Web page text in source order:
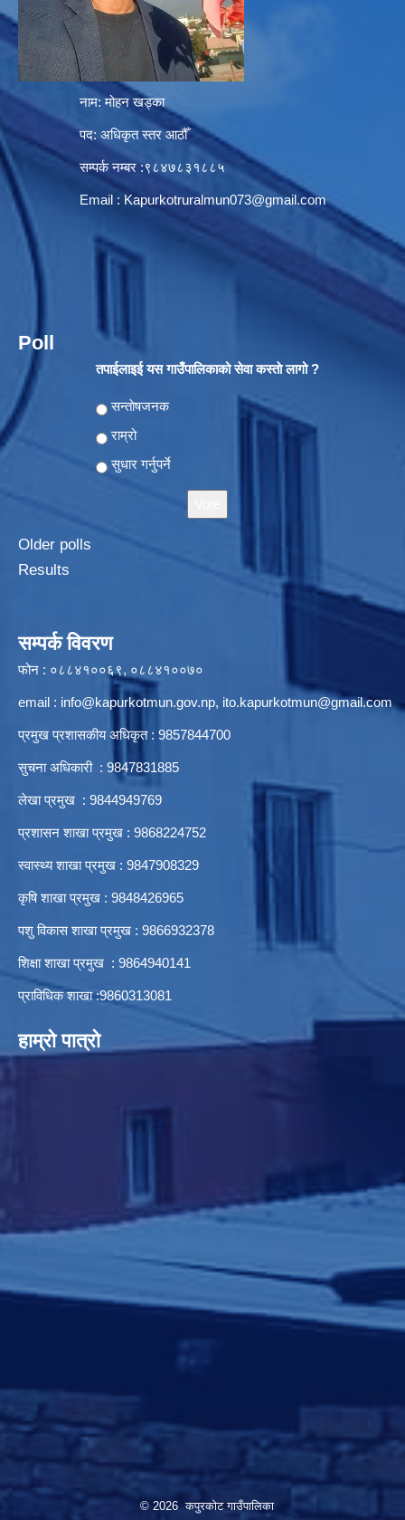
नाम: मोहन खड्का
पद: अधिकृत स्तर आठौँ
सम्पर्क नम्बर :९८४७८३१८८५
Email : Kapurkotruralmun073@gmail.com
Poll
तपाईलाइई यस गाउँपालिकाको सेवा कस्ताे लागो ?
Choices
सन्ताेषजनक
राम्रो
सुधार गर्नुपर्ने
Older polls
Results
सम्पर्क विवरण
फोन : ०८८४१००६९, ०८८४१००७०
email : info@kapurkotmun.gov.np, ito.kapurkotmun@gmail.com
प्रमुख प्रशासकीय अधिकृत : 9857844700
सुचना अधिकारी : 9847831885
लेखा प्रमुख : 9844949769
प्रशासन शाखा प्रमुख : 9868224752
स्वास्थ्य शाखा प्रमुख : 9847908329
कृषि शाखा प्रमुख : 9848426965
पशु विकास शाखा प्रमुख : 9866932378
शिक्षा शाखा प्रमुख : 9864940141
प्राविधिक शाखा :9860313081
हाम्रो पात्रो
© 2026 कपुरकोट गाउँपालिका